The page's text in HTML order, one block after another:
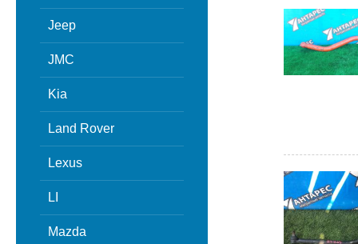
Jeep
JMC
Kia
Land Rover
Lexus
LI
Mazda